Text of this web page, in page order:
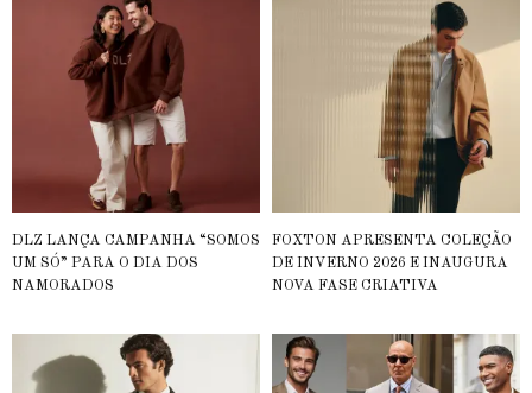
DLZ LANÇA CAMPANHA “SOMOS
UM SÓ” PARA O DIA DOS
NAMORADOS
FOXTON APRESENTA COLEÇÃO
DE INVERNO 2026 E INAUGURA
NOVA FASE CRIATIVA